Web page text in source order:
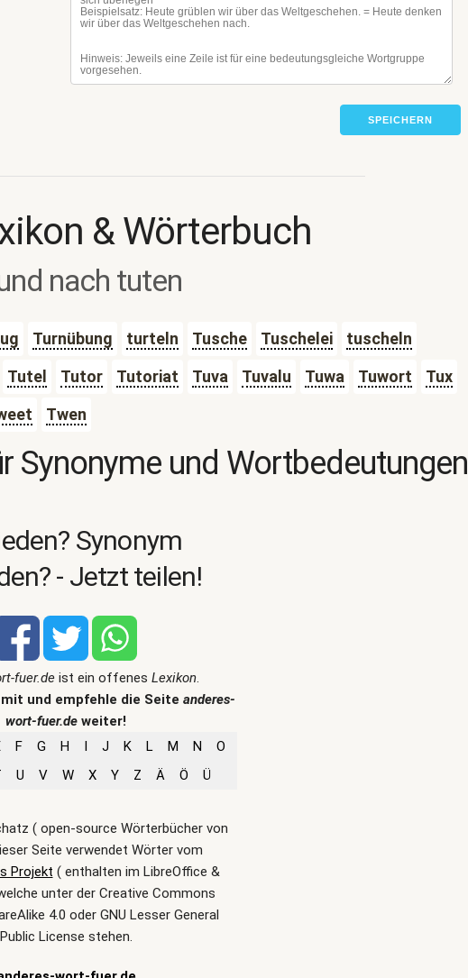
SPEICHERN
& Wörterbuch
nach tuten
Turnübung turteln Tusche Tuschelei
tuscheln
Tutel Tutor Tutoriat Tuva Tuvalu Tuwa Tuwort
Tux
Twen
Synonyme und Wortbedeutungen
Synonym
- Jetzt teilen!
fuer.deist ein offenes Lexikon.
und empfehle die Seite anderes-
wort-fuer.de weiter!
F G H I J K L M N
O
U V W X Y Z Ä Ö Ü
( open-source Wörterbücher von
Seite verwendet Wörter vom
Projekt ( enthalten im LibreOffice &
unter der Creative Commons
4.0 oder GNU Lesser General
Public License stehen.